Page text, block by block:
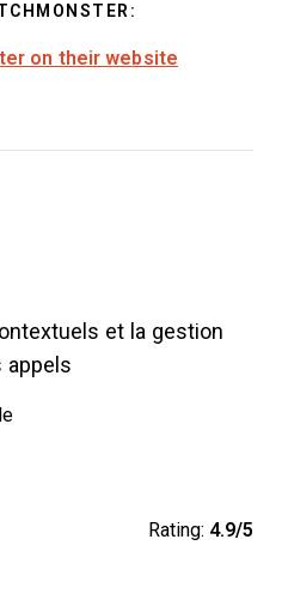
on their website
et la gestion
appels
Rating: 4.9/5